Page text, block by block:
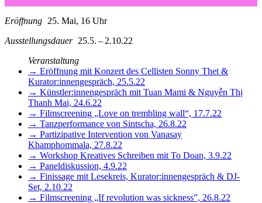
Eröffnung 25. Mai, 16 Uhr
Ausstellungsdauer 25.5. – 2.10.22
Veranstaltung
→ Eröffnung mit Konzert des Cellisten Sonny Thet &
Kurator:innengespräch, 25.5.22
→ Künstler:innengespräch mit Tuan Mami & Nguyễn Thị
Thanh Mai, 24.6.22
→ Filmscreening „Love on trembling wall“, 17.7.22
→ Tanzperformance von Sintscha, 26.8.22
→ Partizipative Intervention von Vanasay
Khamphommala, 27.8.22
→ Workshop Kreatives Schreiben mit To Doan, 3.9.22
→ Paneldiskussion, 4.9.22
→ Finissage mit Lesekreis, Kurator:innengespräch & DJ-
Set, 2.10.22
→ Filmscreening „If revolution was sickness”, 26.8.22